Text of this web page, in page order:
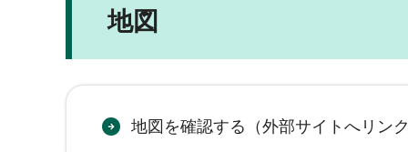
地図
地図を確認する（外部サイトへリン